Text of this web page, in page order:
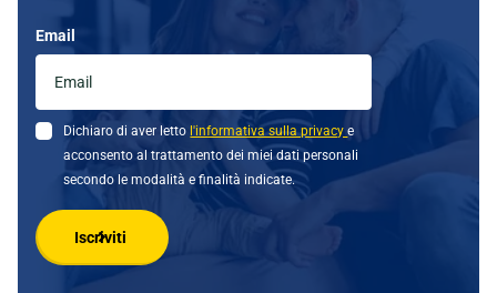
Email
Dichiaro di aver letto l'informativa sulla privacye
acconsento al trattamento dei miei dati personali
secondo le modalità e finalità indicate.
Iscriviti